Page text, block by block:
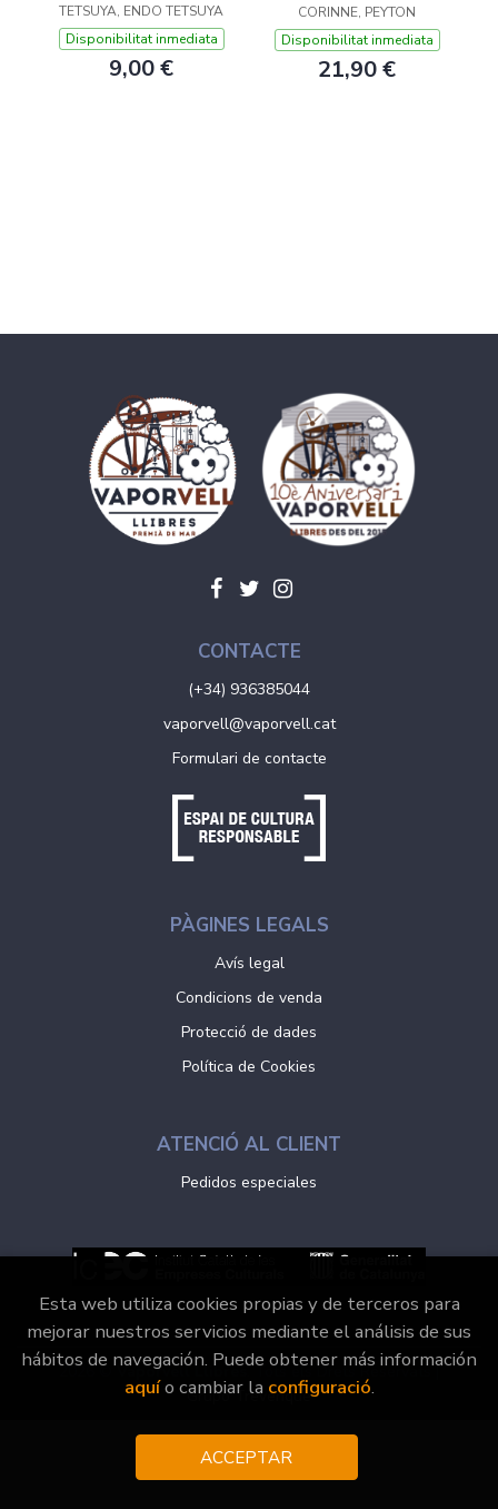
TETSUYA, ENDO TETSUYA
Disponibilitat inmediata
9,00 €
CORINNE, PEYTON
Disponibilitat inmediata
21,90 €
CONTACTE
(+34) 936385044
vaporvell@vaporvell.cat
Formulari de contacte
PÀGINES LEGALS
Avís legal
Condicions de venda
Protecció de dades
Política de Cookies
ATENCIÓ AL CLIENT
Pedidos especiales
2026 © Vaporvell Llibres. Tots els Drets Reservats |
Grupo Trevenque
Esta web utiliza cookies propias y de terceros para
mejorar nuestros servicios mediante el análisis de sus
hábitos de navegación. Puede obtener más información
aquío cambiar la configuració.
ACCEPTAR